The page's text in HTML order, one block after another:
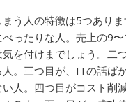
まう人の特徴は5つあり
ったりな人。売上の9
を付けまでしょう。二
。三つ目が、ITの話ば
人。四つ目がコスト削